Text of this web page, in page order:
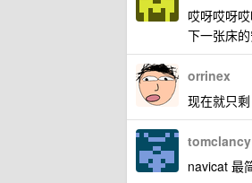
哎呀哎呀
下一张床
orrinex
现在就只
tomclancy
navicat 最